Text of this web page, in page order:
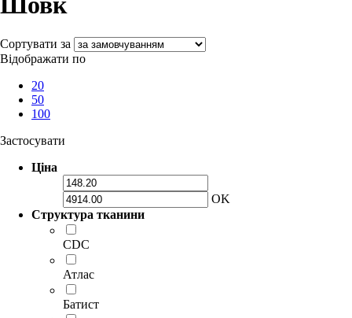
Сортувати за
Відображати по
20
50
100
Застосувати
Ціна
OK
Структура тканини
CDC
Атлас
Батист